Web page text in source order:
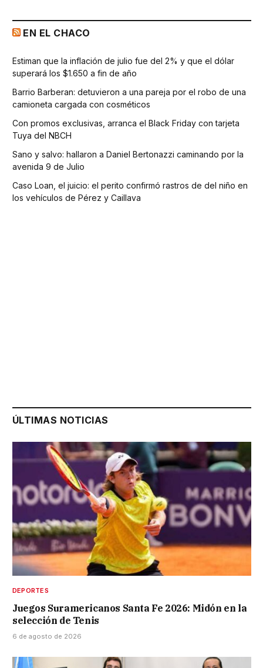
EN EL CHACO
Estiman que la inflación de julio fue del 2% y que el dólar
superará los $1.650 a fin de año
Barrio Barberan: detuvieron a una pareja por el robo de una
camioneta cargada con cosméticos
Con promos exclusivas, arranca el Black Friday con tarjeta
Tuya del NBCH
Sano y salvo: hallaron a Daniel Bertonazzi caminando por la
avenida 9 de Julio
Caso Loan, el juicio: el perito confirmó rastros de del niño en
los vehículos de Pérez y Caillava
ÚLTIMAS NOTICIAS
DEPORTES
Juegos Suramericanos Santa Fe 2026: Midón en la
selección de Tenis
6 de agosto de 2026